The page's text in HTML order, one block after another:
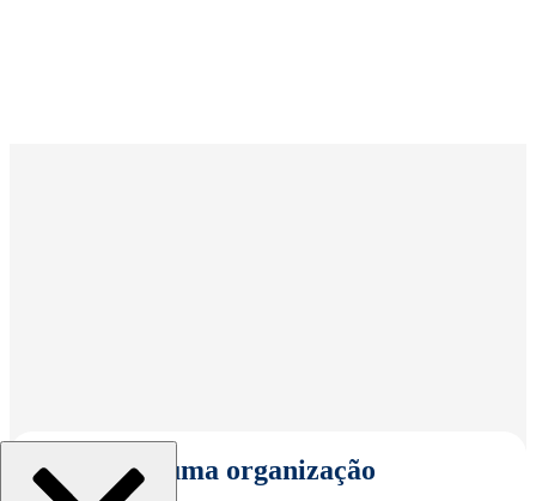
Selecionar uma organização